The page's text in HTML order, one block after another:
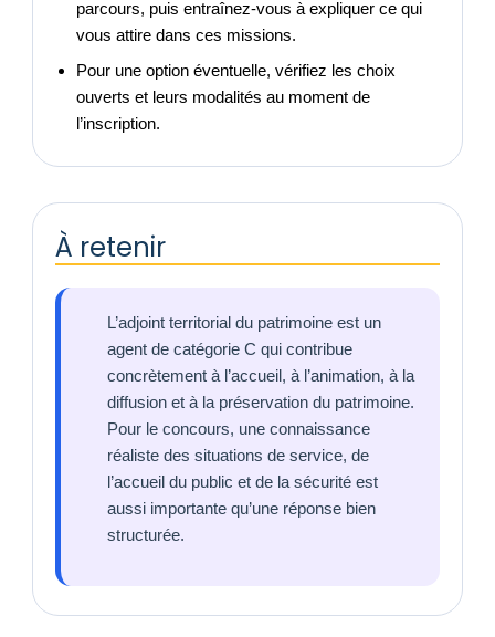
parcours, puis entraînez-vous à expliquer ce qui
vous attire dans ces missions.
Pour une option éventuelle, vérifiez les choix
ouverts et leurs modalités au moment de
l’inscription.
À retenir
L’adjoint territorial du patrimoine est un
agent de catégorie C qui contribue
concrètement à l’accueil, à l’animation, à la
diffusion et à la préservation du patrimoine.
Pour le concours, une connaissance
réaliste des situations de service, de
l’accueil du public et de la sécurité est
aussi importante qu’une réponse bien
structurée.